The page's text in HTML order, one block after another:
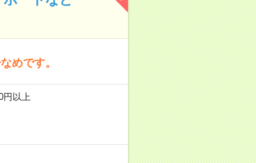
めです。
以上